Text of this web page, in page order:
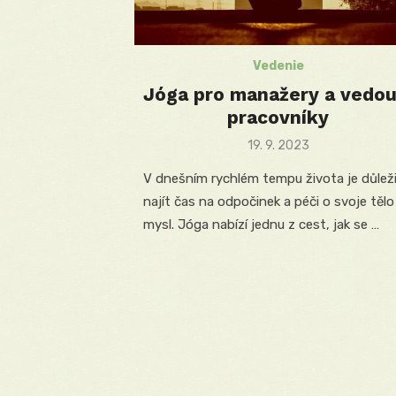
Vedenie
Jóga pro manažery a
pracovníky
Posted
19. 9. 2023
V dnešním rychlém tempu života je
najít čas na odpočinek a péči o svoje
mysl. Jóga nabízí jednu z cest, jak se …